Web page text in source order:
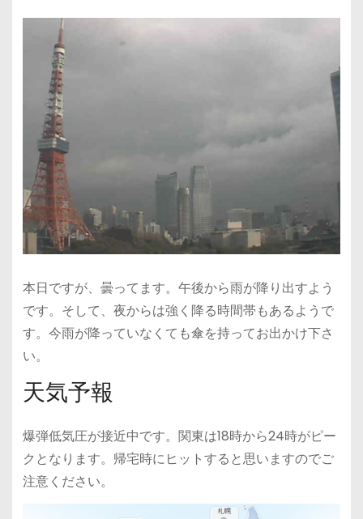
本日ですが、曇ってます。午後から雨が降り出すよう
です。そして、夜からは強く降る時間帯もあるようで
す。今雨が降っていなくても傘を持ってお出かけ下さ
い。
天気予報
爆弾低気圧が接近中です。関東は18時から24時がピー
クとなります。帰宅時にヒットすると思いますのでご
注意ください。